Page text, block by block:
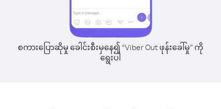
စကားပြောဆိုမှု ခေါင်းစီးမှနေ၍ “Viber Out ဖုန်းခေါ်မှု” ကို
ရွေးပါ